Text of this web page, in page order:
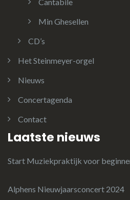
Cantabile
Min Ghesellen
CD’s
Het Steinmeyer-orgel
Nieuws
Concertagenda
Contact
Laatste nieuws
Start Muziekpraktijk voor
Alphens Nieuwjaarsconcert 2024